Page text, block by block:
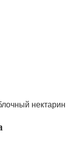
нектарин